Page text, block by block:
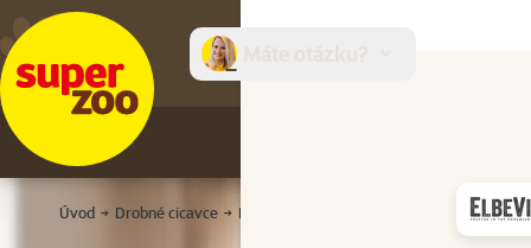
Úvod Drobné cicavce Klietky a prepravky Klietky a boxy